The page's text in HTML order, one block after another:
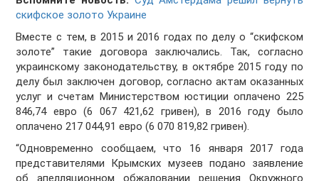
скифское золото Украине
Вместе с тем, в 2015 и 2016 годах по делу о “скифском
золоте” такие договора заключались. Так, согласно
украинскому законодательству, в октябре 2015 году по
делу был заключен договор, согласно актам оказанных
услуг и счетам Министерством юстиции оплачено 225
846,74 евро (6 067 421,62 гривен), в 2016 году было
оплачено 217 044,91 евро (6 070 819,82 гривен).
“Одновременно сообщаем, что 16 января 2017 года
представителями Крымских музеев подано заявление
об апелляционном обжаловании решения Окружного